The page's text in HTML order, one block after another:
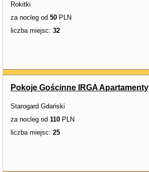
Rokitki
za nocleg od 50 PLN
liczba miejsc: 32
Pokoje Gościnne IRGA Apartamenty
Starogard Gdański
za nocleg od 110 PLN
liczba miejsc: 25